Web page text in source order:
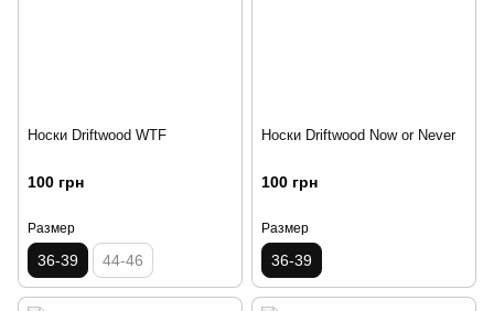
Носки Driftwood WTF
100 грн
Размер
36-39 44-46
Носки Driftwood Now or Never
100 грн
Размер
36-39